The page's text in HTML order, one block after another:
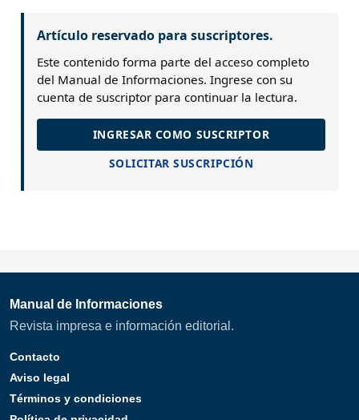
Artículo reservado para suscriptores.
Este contenido forma parte del acceso completo
del Manual de Informaciones. Ingrese con su
cuenta de suscriptor para continuar la lectura.
INGRESAR COMO SUSCRIPTOR
SOLICITAR SUSCRIPCIÓN
Manual de Informaciones
Revista impresa e información editorial.
Contacto
Aviso legal
Términos y condiciones